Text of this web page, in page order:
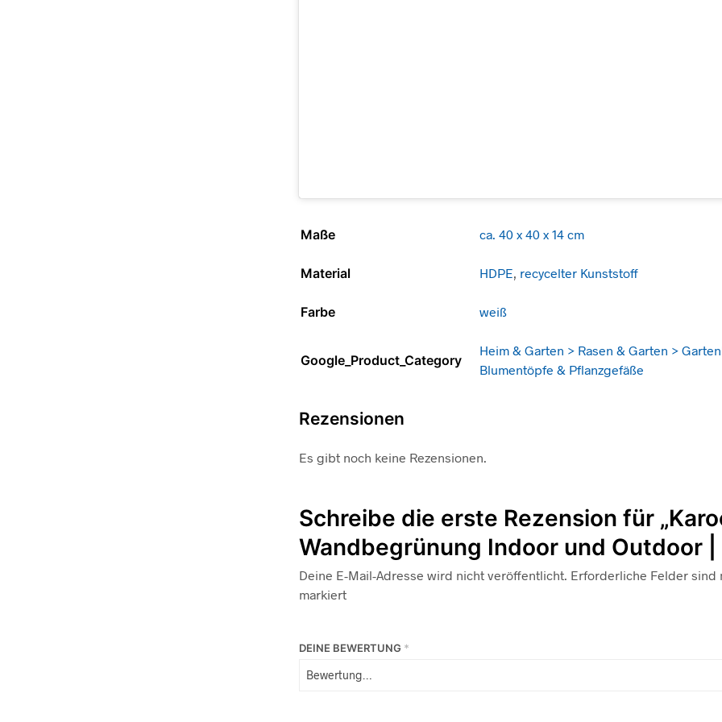
Maße ca. 40 x 40 x 14 cm
Material HDPE recycelter Kunststoff
Farbe weiß
Google_Product_Category
Heim & Garten > Rasen & Garten >
Blumentöpfe & Pflanzgefäße
Rezensionen
Es gibt noch keine Rezensionen.
Schreibe die erste Rezension für
Wandbegrünung Indoor und Outdoor |
Deine E-Mail-Adresse wird nicht veröffentlicht. Erforderliche Felder sind
markiert
DEINE BEWERTUNG *